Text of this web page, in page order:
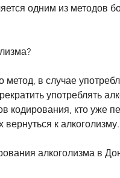
одним из методов
в случае
употреблять
кодирования, кто уже
к алкоголизму.
алкоголизма в